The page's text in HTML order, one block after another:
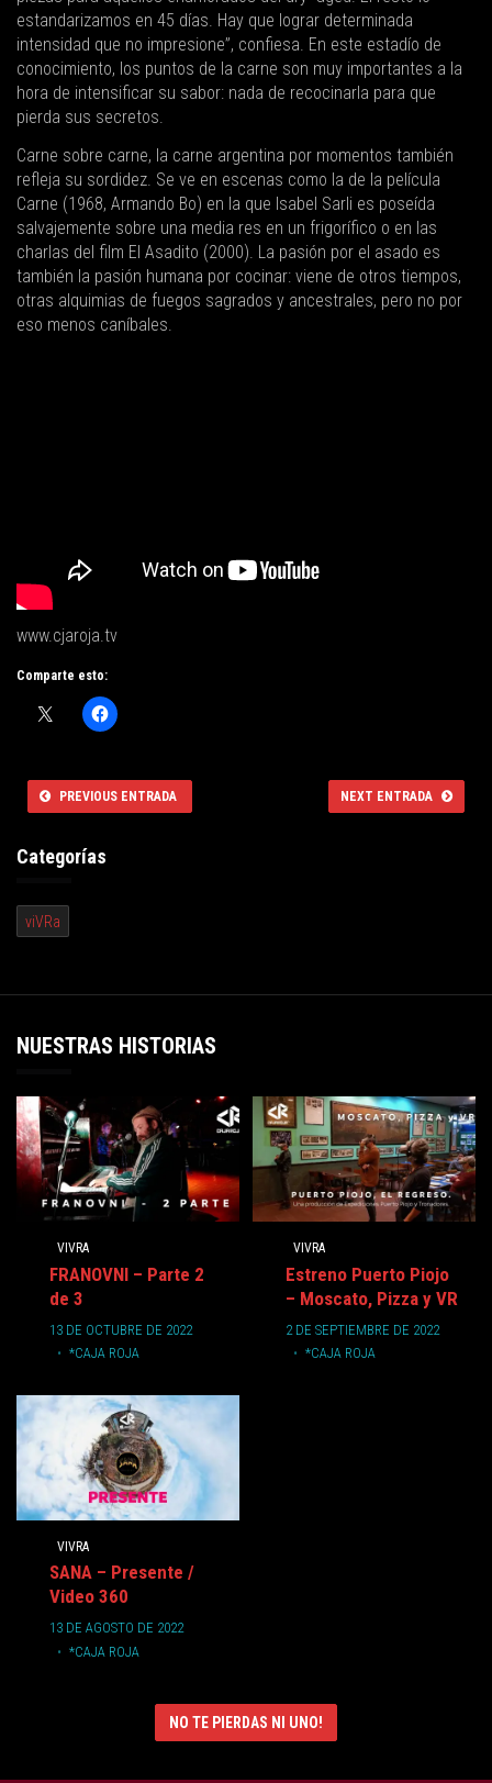
estandarizamos en 45 días. Hay que lograr determinada
intensidad que no impresione”, confiesa. En este estadío de
conocimiento, los puntos de la carne son muy importantes a la
hora de intensificar su sabor: nada de recocinarla para que
pierda sus secretos.
Carne sobre carne, la carne argentina por momentos también
refleja su sordidez. Se ve en escenas como la de la película
Carne (1968, Armando Bo) en la que Isabel Sarli es poseída
salvajemente sobre una media res en un frigorífico o en las
charlas del film El Asadito (2000). La pasión por el asado es
también la pasión humana por cocinar: viene de otros tiempos,
otras alquimias de fuegos sagrados y ancestrales, pero no por
eso menos caníbales.
www.cjaroja.tv
Comparte esto:
PREVIOUS ENTRADA NEXT ENTRADA
Categorías
viVRa
NUESTRAS HISTORIAS
VIVRA
FRANOVNI – Parte 2
de 3
13 DE OCTUBRE DE 2022
*CAJA ROJA
VIVRA
Estreno Puerto Piojo
– Moscato, Pizza y VR
2 DE SEPTIEMBRE DE 2022
*CAJA ROJA
VIVRA
SANA – Presente /
Video 360
13 DE AGOSTO DE 2022
*CAJA ROJA
NO TE PIERDAS NI UNO!